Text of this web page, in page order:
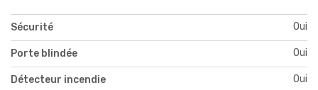
Sécurité Oui
Porte blindée Oui
Détecteur incendie Oui